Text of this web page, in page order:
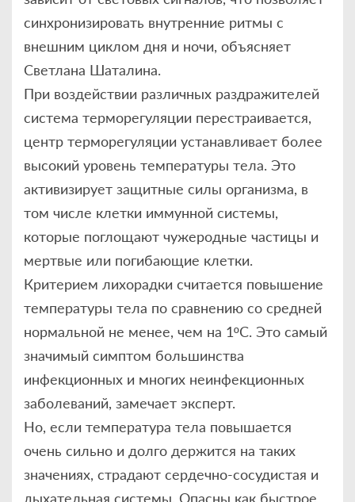
синхронизировать внутренние ритмы с
внешним циклом дня и ночи, объясняет
Светлана Шаталина.
При воздействии различных раздражителей
система терморегуляции перестраивается,
центр терморегуляции устанавливает более
высокий уровень температуры тела. Это
активизирует защитные силы организма, в
том числе клетки иммунной системы,
которые поглощают чужеродные частицы и
мертвые или погибающие клетки.
Критерием лихорадки считается повышение
температуры тела по сравнению со средней
нормальной не менее, чем на 1ºС. Это самый
значимый симптом большинства
инфекционных и многих неинфекционных
заболеваний, замечает эксперт.
Но, если температура тела повышается
очень сильно и долго держится на таких
значениях, страдают сердечно-сосудистая и
дыхательная системы. Опасны как быстрое